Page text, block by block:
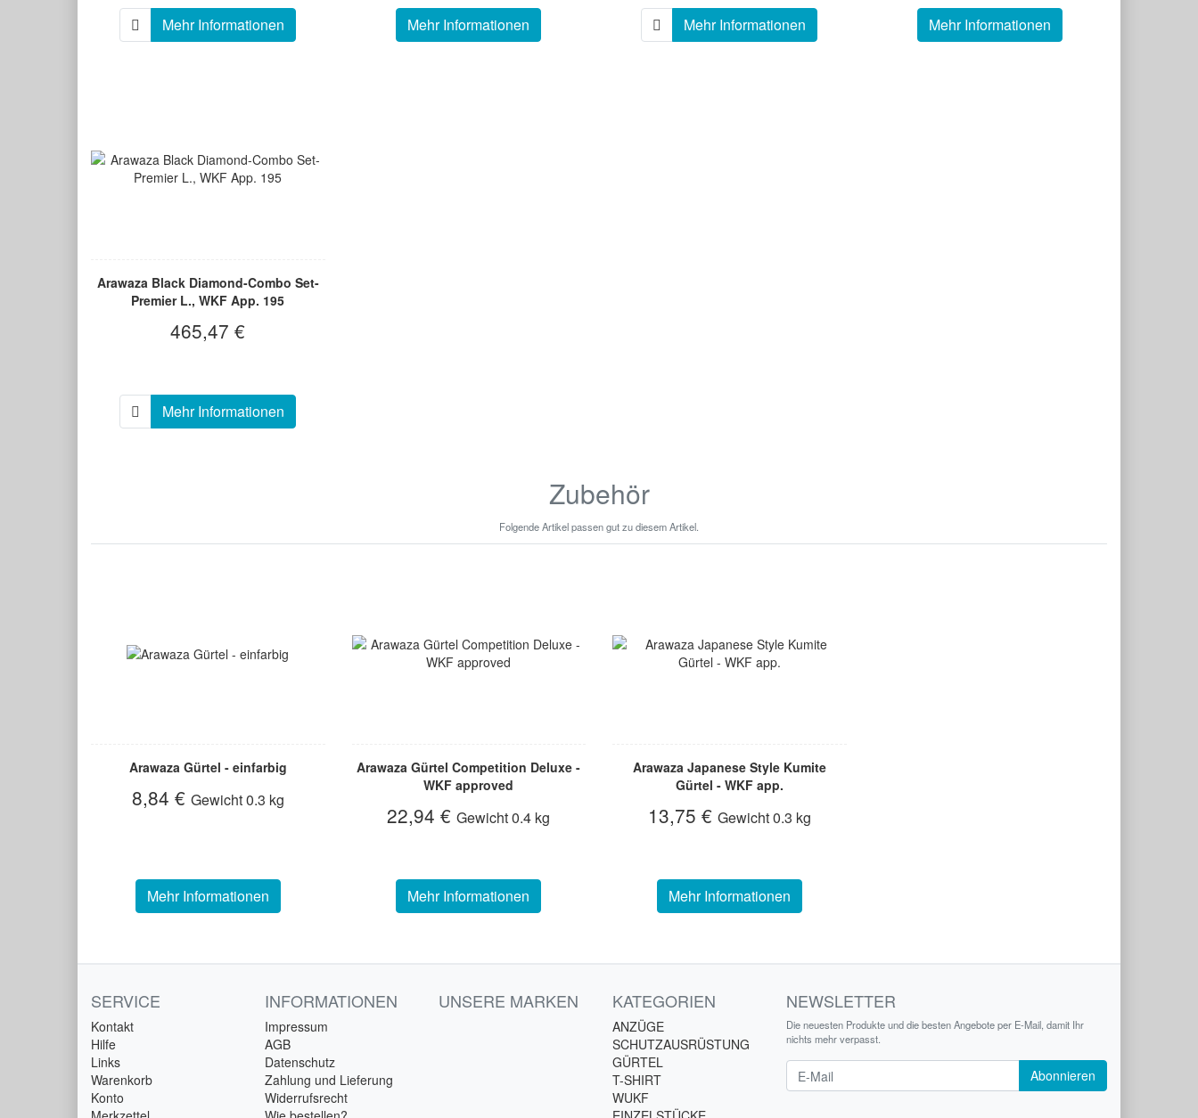
Mehr Informationen Mehr Informationen Mehr Informationen Mehr Informationen
Arawaza Black Diamond-Combo Set-
Premier L., WKF App. 195
465,47 €
Mehr Informationen
Zubehör
Folgende Artikel passen gut zu diesem Artikel.
Arawaza Gürtel - einfarbig
8,84 € Gewicht0.3 kg
Mehr Informationen
Arawaza Gürtel Competition Deluxe -
WKF approved
22,94 €Gewicht0.4 kg
Mehr Informationen
Arawaza Japanese Style Kumite
Gürtel - WKF app.
13,75 € Gewicht0.3 kg
Mehr Informationen
SERVICE
Kontakt
Hilfe
Links
Warenkorb
Konto
INFORMATIONEN
Impressum
AGB
Datenschutz
Zahlung und Lieferung
Widerrufsrecht
UNSERE MARKEN KATEGORIEN
ANZÜGE
SCHUTZAUSRÜSTUNG
GÜRTEL
T-SHIRT
WUKF
NEWSLETTER
Die neuesten Produkte und die besten Angebote per E-Mail, damit Ihr
nichts mehr verpasst.
Newsletter Abonnieren